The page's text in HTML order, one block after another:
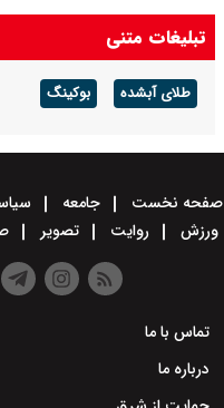
کیفیت خودرو قربانی
تبلیغات متنی
طلای آبشده بوکینگ
صفحه نخست جامعه
ورزش
روایت تصویر
تماس با ما
درباره ما